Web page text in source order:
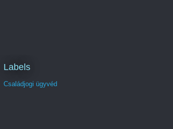
Labels
Családjogi ügyvéd